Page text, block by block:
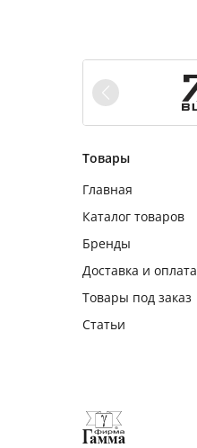
Товары
Главная
Каталог товаров
Бренды
Доставка и оплата
Товары под заказ
Статьи